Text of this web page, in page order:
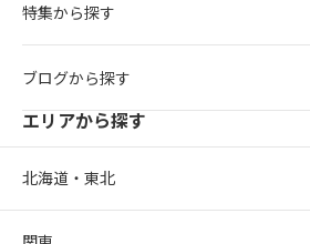
特集から探す
ブログから探す
エリアから探す
北海道・東北